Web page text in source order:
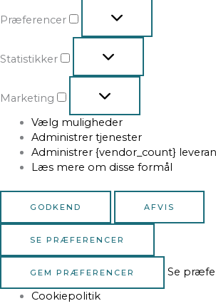
Præferencer
Statistikker
Marketing
Vælg muligheder
Administrer tjenester
Administrer {vendor_count}
Læs mere om disse formål
GODKEND AFVIS
SE PRÆFERENCER
GEM PRÆFERENCER
Se
Cookiepolitik